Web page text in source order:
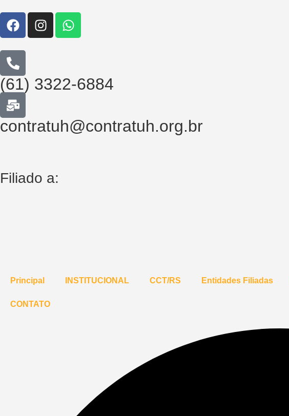
(61) 3322-6884
contratuh@contratuh.org.br
Filiado a:
Principal INSTITUCIONAL CCT/RS Entidades Filiadas
CONTATO